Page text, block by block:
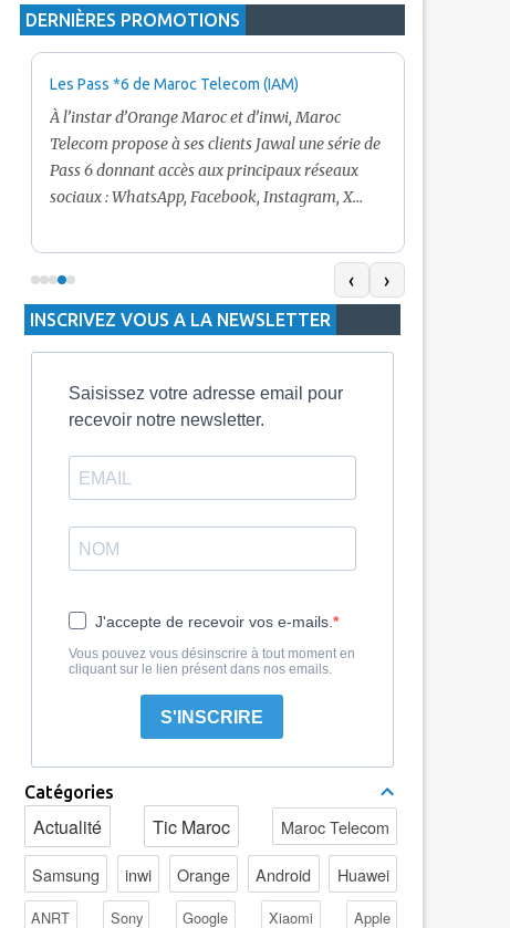
DERNIÈRES PROMOTIONS
Les Pass *6 de Maroc Telecom (IAM)
À l’instar d’Orange Maroc et d’inwi, Maroc
Telecom propose à ses clients Jawal une série de
Pass 6 donnant accès aux principaux réseaux
sociaux : WhatsApp, Facebook, Instagram, X
5 Dh inclut 100 Mo, le Pass 10 Dh offre 400 Mo,
tandis que les formules à 20 Dh et 30 Dh
proposent respectivement 1 Go et 2 Go. Les
durées de validité sont de 3 jours pour
‹ ›
INSCRIVEZ VOUS A LA NEWSLETTER
Saisissez votre adresse email pour
recevoir notre newsletter.
J'accepte de recevoir vos e-mails.
Vous pouvez vous désinscrire à tout moment en
cliquant sur le lien présent dans nos emails.
S'INSCRIRE
Catégories
Actualité Tic Maroc Maroc Telecom
Samsung inwi Orange Android Huawei
ANRT Sony Google Xiaomi
Apple